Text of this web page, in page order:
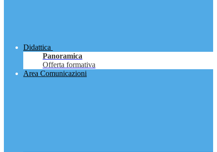
Didattica
Panoramica
Offerta formativa
Area Comunicazioni